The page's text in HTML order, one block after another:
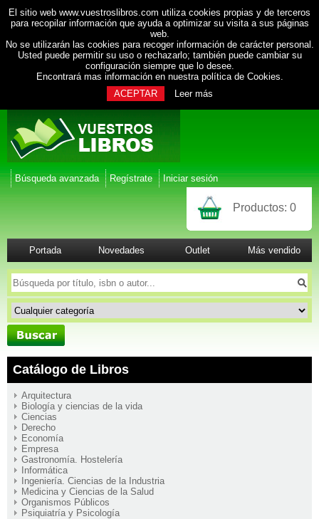
El sitio web www.vuestroslibros.com utiliza cookies propias y de terceros
para recopilar información que ayuda a optimizar su visita a sus páginas
web.
No se utilizarán las cookies para recoger información de carácter personal.
Usted puede permitir su uso o rechazarlo; también puede cambiar su
configuración siempre que lo desee.
Encontrará mas información en nuestra política de Cookies.
ACEPTAR
Leer más
Búsqueda avanzada Regístrate Iniciar sesión
Productos: 0
Portada Novedades Outlet Más vendido
Catálogo de Libros
Arquitectura
Biología y ciencias de la vida
Ciencias
Derecho
Economía
Empresa
Gastronomía. Hostelería
Informática
Ingeniería. Ciencias de la Industria
Medicina y Ciencias de la Salud
Organismos Públicos
Psiquiatría y Psicología